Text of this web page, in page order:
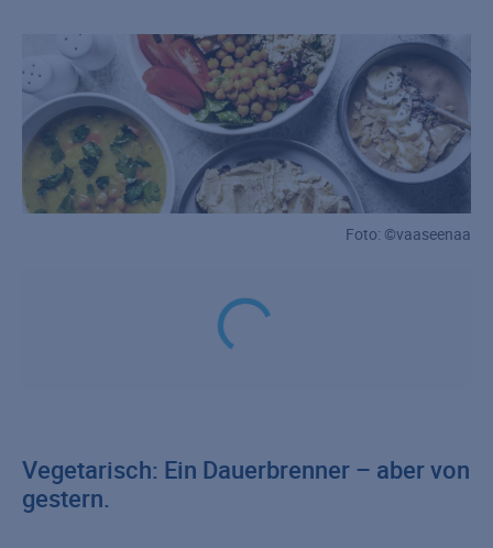
Foto: ©vaaseenaa
Vegetarisch: Ein Dauerbrenner – aber von
gestern.